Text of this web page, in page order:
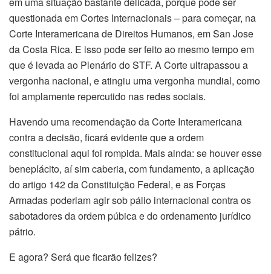
questionada em Cortes Internacionais – para começar, na
Corte Interamericana de Direitos Humanos, em San Jose
da Costa Rica. E isso pode ser feito ao mesmo tempo em
que é levada ao Plenário do STF. A Corte ultrapassou a
vergonha nacional, e atingiu uma vergonha mundial, como
foi amplamente repercutido nas redes sociais.
Havendo uma recomendação da Corte Interamericana
contra a decisão, ficará evidente que a ordem
constitucional aqui foi rompida. Mais ainda: se houver esse
beneplácito, aí sim caberia, com fundamento, a aplicação
do artigo 142 da Constituição Federal, e as Forças
Armadas poderiam agir sob pálio internacional contra os
sabotadores da ordem púbica e do ordenamento jurídico
pátrio.
E agora? Será que ficarão felizes?